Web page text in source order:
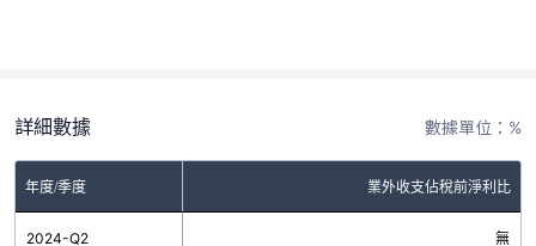
詳細數據 數據單位：%
年度/季度 業外收支佔稅前淨利比
2024-Q2 無